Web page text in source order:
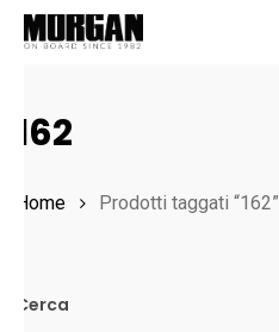
Skip
content
162
Home Prodotti taggati “162”
Cerca